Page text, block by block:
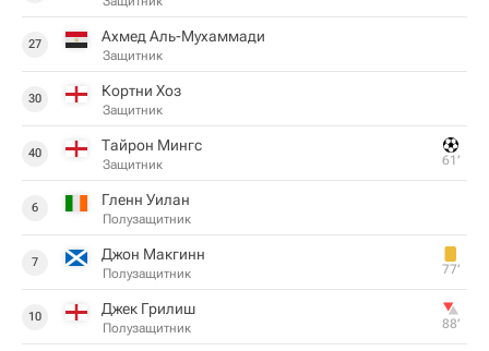
27 Ахмед Аль-Мухаммади
Защитник
30 Кортни Хоз
Защитник
40 Тайрон Мингс
Защитник 61‎’‎
6 Гленн Уилан
Полузащитник
7 Джон Макгинн
Полузащитник 77‎’‎
10 Джек Грилиш
Полузащитник 88‎’‎